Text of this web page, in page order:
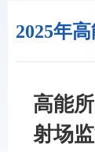
2025年
高能
射场